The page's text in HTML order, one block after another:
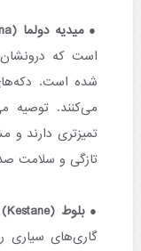
میدیه دولما (Midye Dolma):
است که درونشان
شده است.
می‌کنند. توصیه
تمیزتری دارند و
تازگی و سلامت
بلوط (Kestane) و ذرت (Mısır):
گاری‌های سیاری